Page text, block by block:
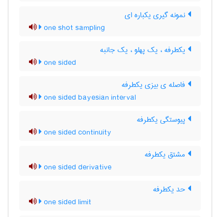
نمونه گیری یکباره ای
one shot sampling
یکطرفه ، یک پهلو ، یک جانبه
one sided
فاصله ی بیزی یکطرفه
one sided bayesian interval
پیوستگی یکطرفه
one sided continuity
مشتق یکطرفه
one sided derivative
حد یکطرفه
one sided limit